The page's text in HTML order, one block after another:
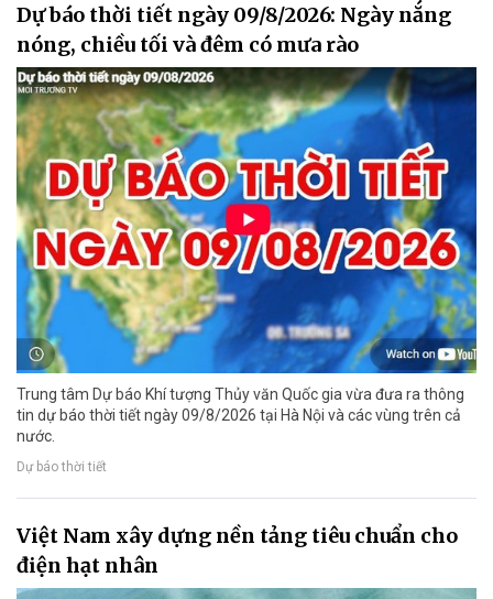
Dự báo thời tiết ngày 09/8/2026: Ngày nắng
nóng, chiều tối và đêm có mưa rào
Trung tâm Dự báo Khí tượng Thủy văn Quốc gia vừa đưa ra thông
tin dự báo thời tiết ngày 09/8/2026 tại Hà Nội và các vùng trên cả
nước.
Dự báo thời tiết
Việt Nam xây dựng nền tảng tiêu chuẩn cho
điện hạt nhân